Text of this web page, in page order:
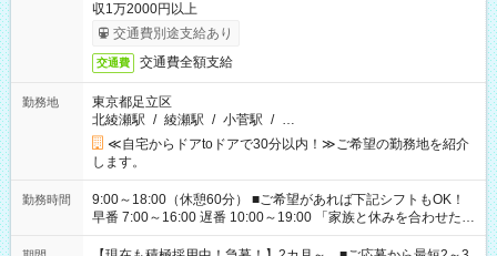
収1万2000円以上
交通費別途支給あり
交通費 交通費全額支給
勤務地
東京都足立区
北綾瀬駅 / 綾瀬駅 / 小菅駅 / …
≪自宅からドアtoドアで30分以内！≫ご希望の勤務地を紹介
します。
勤務時間
9:00～18:00（休憩60分） ■ご希望があれば下記シフトもOK！
早番 7:00～16:00 遅番 10:00～19:00 「家族と休みを合わせた
い」 「余裕を持って夕飯の準備がしたい」 「できれば残業はし
たくない」 など、ご希望を教えてくださいね。 ※Wワーク希望